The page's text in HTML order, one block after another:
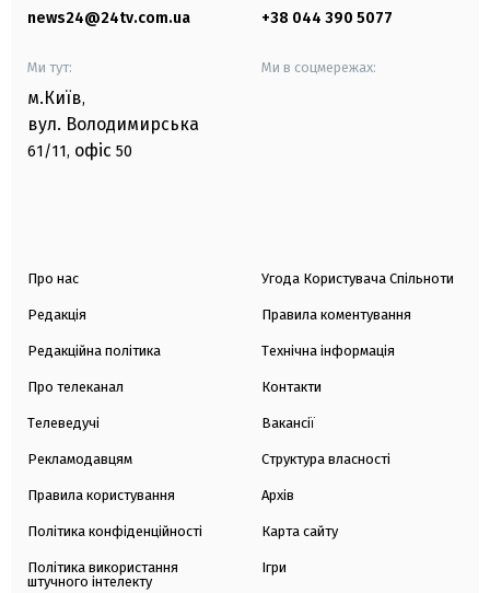
news24@24tv.com.ua +38 044 390 5077
Ми тут:
м.Київ,
вул. Володимирська
61/11, офіс 50
Ми в соцмережах:
Про нас
Редакція
Редакційна політика
Про телеканал
Телеведучі
Рекламодавцям
Правила користування
Політика конфіденційності
Політика використання
штучного інтелекту
Угода Користувача Спільноти
Правила коментування
Технічна інформація
Контакти
Вакансії
Структура власності
Архів
Карта сайту
Ігри